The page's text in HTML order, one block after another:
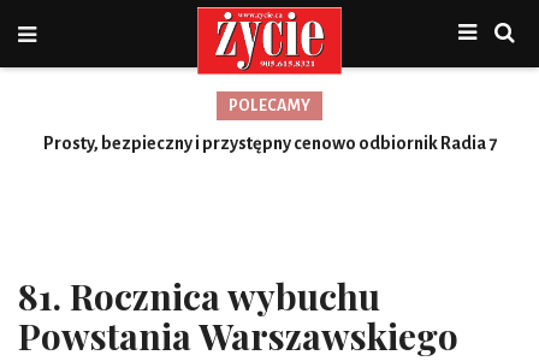
POLECAMY
Prosty, bezpieczny i przystępny cenowo odbiornik Radia 7
Nowa jakość, więcej możliwości
81. Rocznica wybuchu
Powstania Warszawskiego